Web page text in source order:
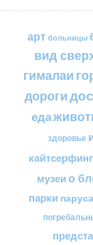
арт больницы
вид
гималаи
дороги
еда
здоровье
кайтсерфинг
музеи о
парки паруса